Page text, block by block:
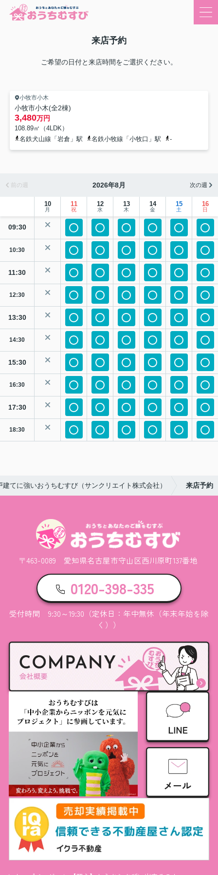
来店予約
ご希望の日付と来店時間をご選択ください。
小牧市小木
小牧市小木(全2棟)
3,480万円
108.89㎡（4LDK）
名鉄犬山線「岩倉」駅
名鉄小牧線「小牧口」駅 -
前の週 2026年8月 次の週
10
月
11
祝
12
水
13
木
14
金
15
土
16
日
09:30
10:30
11:30
12:30
13:30
14:30
15:30
16:30
17:30
18:30
てに強いおうちむすび（サンクリエイト株式会社） 来店予約
〒463-0089 愛知県名古屋市守山区西川原町137番地
0120-398-335
受付時間 9:30～19:30（定休日：年中無休（年末年始を除
く））